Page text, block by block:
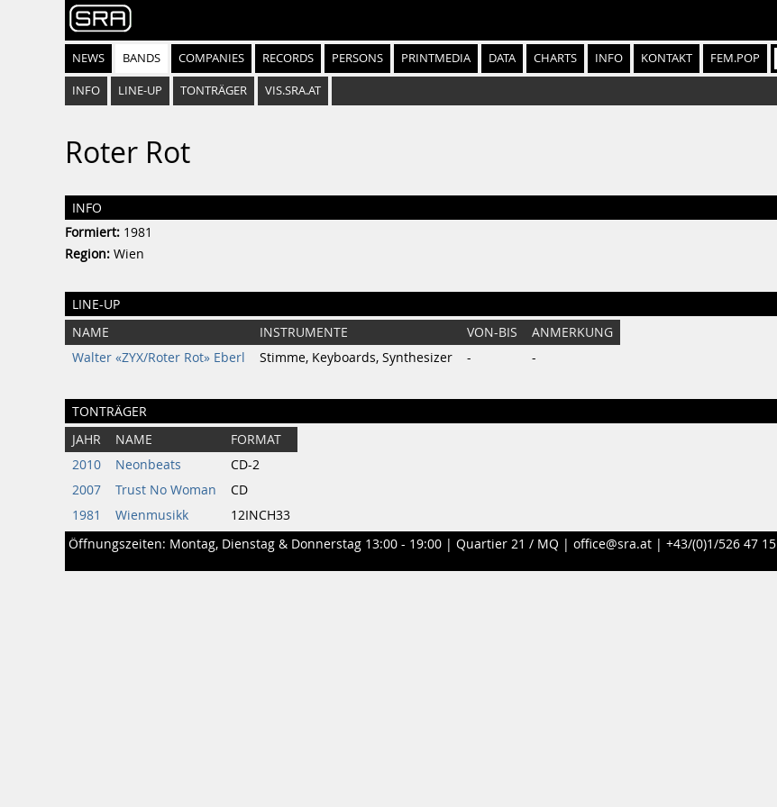
NEWS BANDS COMPANIES RECORDS PERSONS PRINTMEDIA DATA CHARTS INFO KONTAKT FEM.POP
INFO LINE-UP TONTRÄGER VIS.SRA.AT
Roter Rot
INFO
Formiert: 1981
Region: Wien
LINE-UP
NAME INSTRUMENTE VON-BIS
ANMERKUNG
Walter «ZYX/Roter Rot» Eberl
Stimme, Keyboards, Synthesizer - -
TONTRÄGER
JAHR NAME
FORMAT
2010
Neonbeats
CD-2
2007
Trust No Woman
CD
1981
Wienmusikk
12INCH33
Öffnungszeiten: Montag, Dienstag & Donnerstag 13:00 - 19:00 | Quartier 21 / MQ | office@sra.at | +43/(0)1/526 47 15